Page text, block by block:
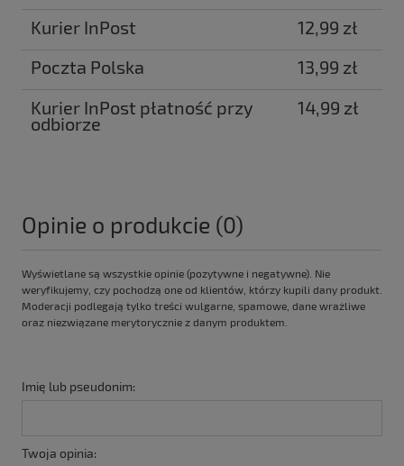
Kurier InPost
12,99 zł
Poczta Polska
13,99 zł
Kurier InPost płatność przy
odbiorze
14,99 zł
Opinie o produkcie (0)
Wyświetlane są wszystkie opinie (pozytywne i negatywne). Nie
weryfikujemy, czy pochodzą one od klientów, którzy kupili dany produkt.
Moderacji podlegają tylko treści wulgarne, spamowe, dane wrażliwe
oraz niezwiązane merytorycznie z danym produktem.
Imię lub pseudonim:
Twoja opinia: